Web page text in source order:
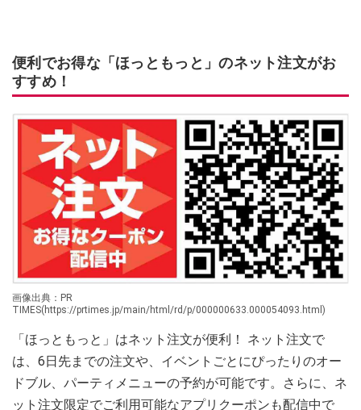
便利でお得な「ほっともっと」のネット注文がお
すすめ！
画像出典：PR
TIMES(https://prtimes.jp/main/html/rd/p/000000633.000054093.html)
「ほっともっと」はネット注文が便利！ ネット注文で
は、6日先までの注文や、イベントごとにぴったりのオー
ドブル、パーティメニューの予約が可能です。さらに、ネ
ット注文限定でご利用可能なアプリクーポンも配信中で